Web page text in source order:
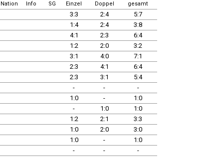
Nation Info SG Einzel Doppel gesamt
3:3 2:4
5:7
1:4 2:4
3:8
4:1 2:3
6:4
1:2 2:0
3:2
3:1 4:0
7:1
2:3 4:1
6:4
2:3 3:1
5:4
- -
-
1:0 -
1:0
- 1:0
1:0
1:2 2:1
3:3
1:0 2:0
3:0
1:0 -
1:0
- -
-